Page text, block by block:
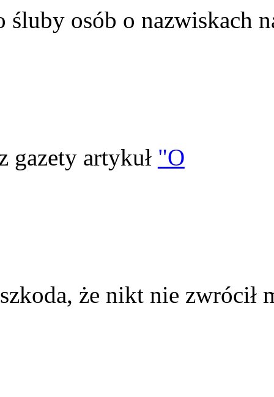
śluby osób o nazwiskach
gazety artykuł "O
że nikt nie zwrócił